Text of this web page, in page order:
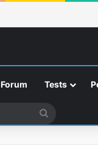
Forum Tests